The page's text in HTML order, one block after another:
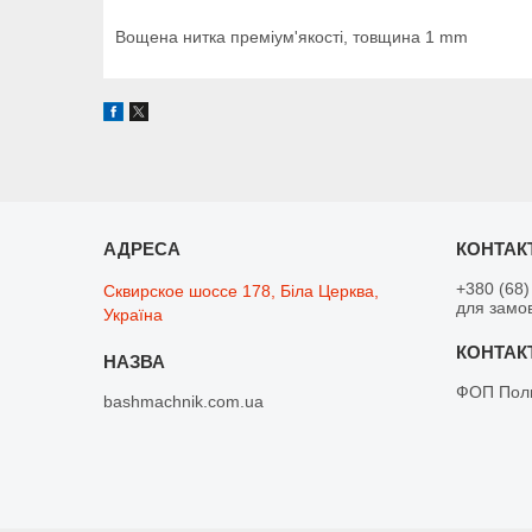
Вощена нитка преміум'якості, товщина 1 mm
Сквирское шоссе 178, Біла Церква,
Україна
bashmachnik.com.ua
+380
для
ФОП